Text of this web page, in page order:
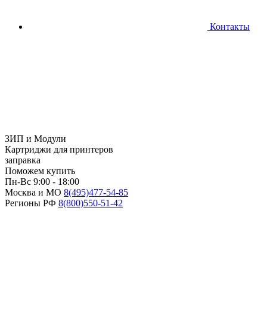
Контакты
ЗИП и Модули
Картриджи для принтеров
заправка
Поможем купить
Пн-Вс 9:00 - 18:00
Москва и МО 8(495)477-54-85
Регионы РФ 8(800)550-51-42